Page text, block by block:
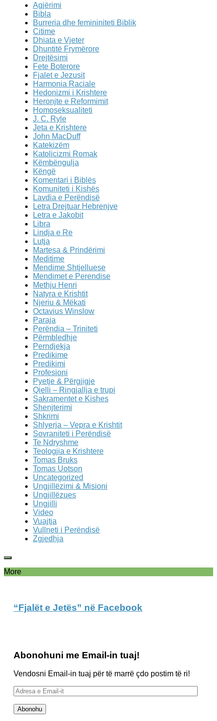
Agjërimi
Bibla
Burreria dhe femininiteti Biblik
Citime
Dhiata e Vjeter
Dhuntitë Frymërore
Drejtësimi
Fete Boterore
Fjalet e Jezusit
Harmonia Raciale
Hedonizmi i Krishtere
Heronjte e Reformimit
Homoseksualiteti
J. C. Ryle
Jeta e Krishtere
John MacDuff
Katekizëm
Katolicizmi Romak
Këmbëngulja
Këngë
Komentari i Biblës
Komuniteti i Kishës
Lavdia e Perëndisë
Letra Drejtuar Hebrenjve
Letra e Jakobit
Libra
Lindja e Re
Lutja
Martesa & Prindërimi
Meditime
Mendime Shtjelluese
Mendimet e Perendise
Methju Henri
Natyra e Krishtit
Njeriu & Mëkati
Octavius Winslow
Paraja
Perëndia – Triniteti
Përmbledhje
Perndjekja
Predikime
Predikimi
Profesioni
Pyetje & Përgjigje
Qielli – Ringjallja e trupi
Sakramentet e Kishes
Shenjterimi
Shkrimi
Shlyerja – Vepra e Krishtit
Sovraniteti i Perëndisë
Te Ndryshme
Teologjia e Krishtere
Tomas Bruks
Tomas Uotson
Uncategorized
Ungjillëzimi & Misioni
Ungjillëzues
Ungjilli
Video
Vuajtja
Vullneti i Perëndisë
Zgjedhja
More
“Fjalët e Jetës” në Facebook
Abonohuni me Email-in tuaj!
Vendosni Email-in tuaj për të marrë çdo postim të ri!
Adresa
e
Email-
it
Abonohu